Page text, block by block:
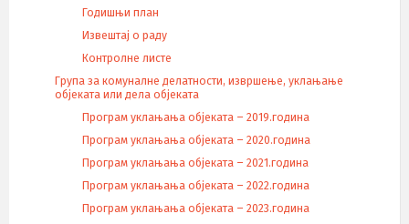
Годишњи план
Извештај о раду
Контролне листе
Група за комуналне делатности, извршење, уклањање
објеката или дела објеката
Програм уклањања објеката – 2019.година
Програм уклањања објеката – 2020.година
Програм уклањања објеката – 2021.година
Програм уклањања објеката – 2022.година
Програм уклањања објеката – 2023.година